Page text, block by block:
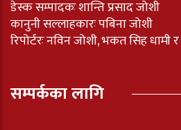
डेस्क सम्पादकः शान्ति प्रसाद जोशी
कानुनी सल्लाहकारः पबिना जोशी
रिपोर्टरः नविन जोशी, भकत सिह धामी
सम्पर्कका लागि